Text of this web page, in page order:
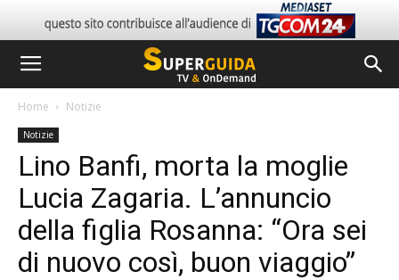
Home Notizie
Notizie
Lino Banfi, morta la moglie
Lucia Zagaria. L’annuncio
della figlia Rosanna: “Ora sei
di nuovo così, buon viaggio”